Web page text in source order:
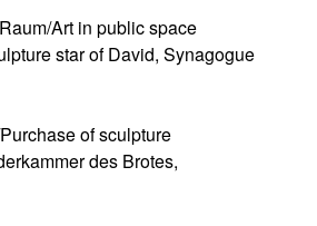
Art in public space
star of David, Synagogue
of sculpture
des Brotes,